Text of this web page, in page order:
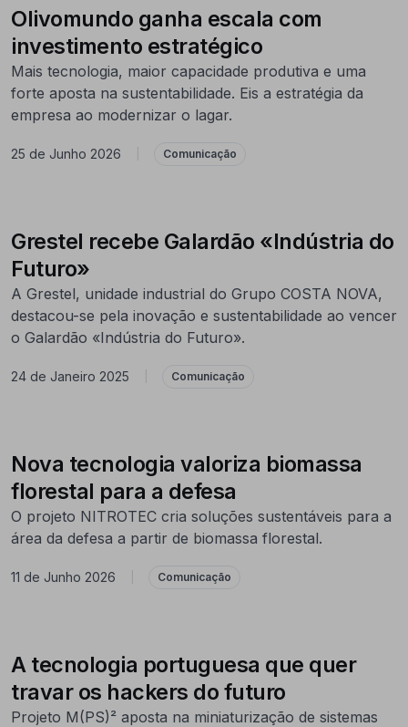
Olivomundo ganha escala com
investimento estratégico
Mais tecnologia, maior capacidade produtiva e uma
forte aposta na sustentabilidade. Eis a estratégia da
empresa ao modernizar o lagar.
25 de Junho 2026 Comunicação
Grestel recebe Galardão «Indústria do
Futuro»
A Grestel, unidade industrial do Grupo COSTA NOVA,
destacou-se pela inovação e sustentabilidade ao vencer
o Galardão «Indústria do Futuro».
24 de Janeiro 2025 Comunicação
Nova tecnologia valoriza biomassa
florestal para a defesa
O projeto NITROTEC cria soluções sustentáveis para a
área da defesa a partir de biomassa florestal.
11 de Junho 2026 Comunicação
A tecnologia portuguesa que quer
travar os hackers do futuro
Projeto M(PS)² aposta na miniaturização de sistemas